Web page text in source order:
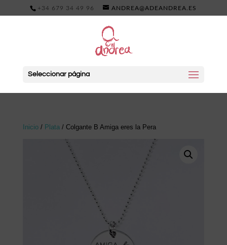
+34 679 34 49 96 ANDREA@ADEANDREA.ES
Seleccionar página
Inicio/ Plata/ Colgante B Amiga eres la Pera